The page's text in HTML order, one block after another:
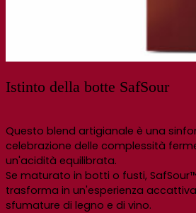
Istinto della botte SafSour
Questo blend artigianale è una
celebrazione delle complessità
un'acidità equilibrata.
Se maturato in botti o fusti,
trasforma in un'esperienza
sfumature di legno e di vino.